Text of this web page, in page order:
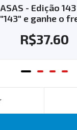
- Edição
e ganhe o
R$37.60